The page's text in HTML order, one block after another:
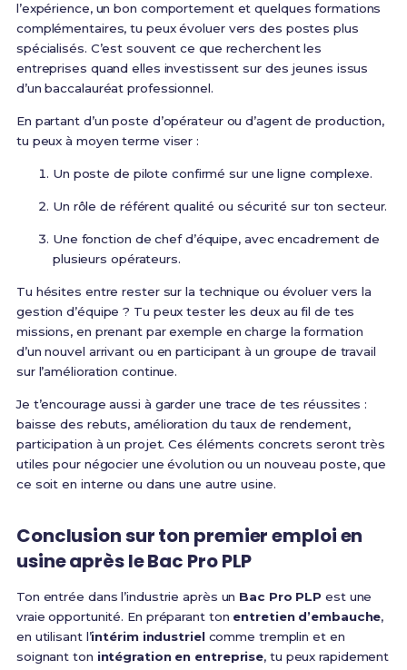
l’expérience, un bon comportement et quelques formations
complémentaires, tu peux évoluer vers des postes plus
spécialisés. C’est souvent ce que recherchent les
entreprises quand elles investissent sur des jeunes issus
d’un baccalauréat professionnel.
En partant d’un poste d’opérateur ou d’agent de production,
tu peux à moyen terme viser :
Un poste de pilote confirmé sur une ligne complexe.
Un rôle de référent qualité ou sécurité sur ton secteur.
Une fonction de chef d’équipe, avec encadrement de
plusieurs opérateurs.
Tu hésites entre rester sur la technique ou évoluer vers la
gestion d’équipe ? Tu peux tester les deux au fil de tes
missions, en prenant par exemple en charge la formation
d’un nouvel arrivant ou en participant à un groupe de travail
sur l’amélioration continue.
Je t’encourage aussi à garder une trace de tes réussites :
baisse des rebuts, amélioration du taux de rendement,
participation à un projet. Ces éléments concrets seront très
utiles pour négocier une évolution ou un nouveau poste, que
ce soit en interne ou dans une autre usine.
Conclusion sur ton premier emploi en
usine après le Bac Pro PLP
Ton entrée dans l’industrie après un Bac Pro PLP est une
vraie opportunité. En préparant ton entretien d’embauche,
en utilisant l’intérim industrielcomme tremplin et en
soignant ton intégration en entreprise, tu peux rapidement